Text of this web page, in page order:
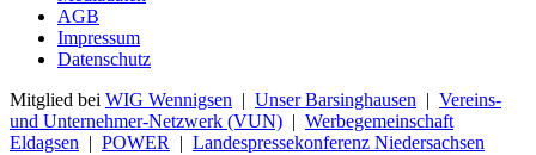
AGB
Impressum
Datenschutz
Mitglied bei WIG Wennigsen | Unser Barsinghausen | Vereins-
und Unternehmer-Netzwerk (VUN) | Werbegemeinschaft
Eldagsen | POWER | Landespressekonferenz Niedersachsen